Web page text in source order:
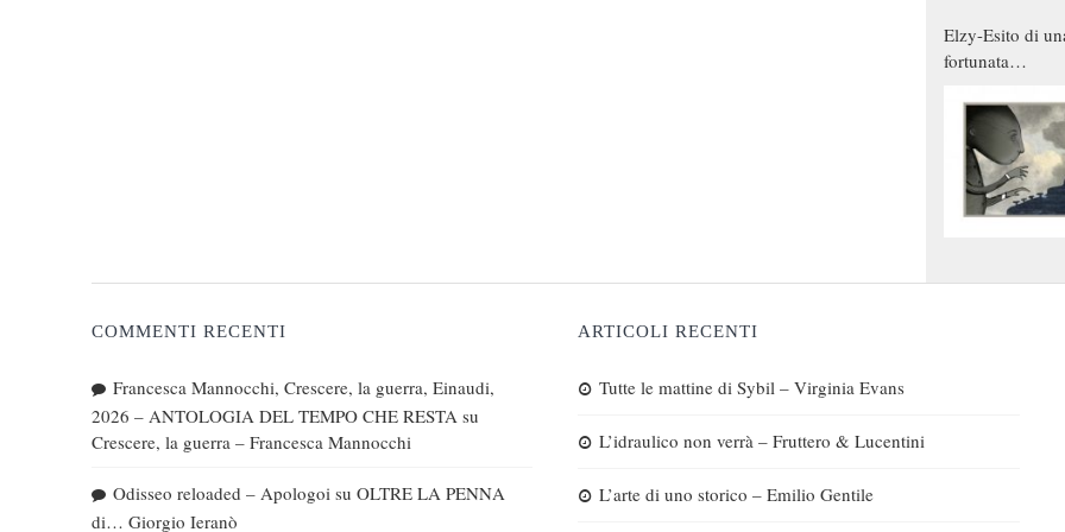
Elzy-Esito di
fortunata
COMMENTI RECENTI
Francesca Mannocchi, Crescere, la guerra, Einaudi,
2026 – ANTOLOGIA DEL TEMPO CHE RESTA su
Crescere, la guerra – Francesca Mannocchi
Odisseo reloaded – Apologoi su OLTRE LA PENNA
di… Giorgio Ieranò
ARTICOLI RECENTI
Tutte le mattine di Sybil – Virginia Evans
L’idraulico non verrà – Fruttero & Lucentini
L’arte di uno storico – Emilio Gentile